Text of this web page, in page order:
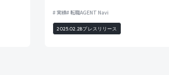
実績 転職AGENT Navi
2025.02.28プレスリリース